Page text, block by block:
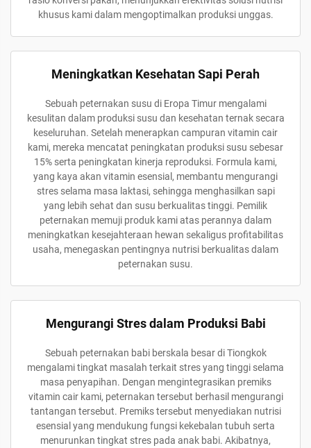
khusus kami dalam mengoptimalkan produksi unggas.
Meningkatkan Kesehatan Sapi Perah
Sebuah peternakan susu di Eropa Timur mengalami
kesulitan dalam produksi susu dan kesehatan ternak secara
keseluruhan. Setelah menerapkan campuran vitamin cair
kami, mereka mencatat peningkatan produksi susu sebesar
15% serta peningkatan kinerja reproduksi. Formula kami,
yang kaya akan vitamin esensial, membantu mengurangi
stres selama masa laktasi, sehingga menghasilkan sapi
yang lebih sehat dan susu berkualitas tinggi. Pemilik
peternakan memuji produk kami atas perannya dalam
meningkatkan kesejahteraan hewan sekaligus profitabilitas
usaha, menegaskan pentingnya nutrisi berkualitas dalam
peternakan susu.
Mengurangi Stres dalam Produksi Babi
Sebuah peternakan babi berskala besar di Tiongkok
mengalami tingkat masalah terkait stres yang tinggi selama
masa penyapihan. Dengan mengintegrasikan premiks
vitamin cair kami, peternakan tersebut berhasil mengurangi
tantangan tersebut. Premiks tersebut menyediakan nutrisi
esensial yang mendukung fungsi kekebalan tubuh serta
menurunkan tingkat stres pada anak babi. Akibatnya,